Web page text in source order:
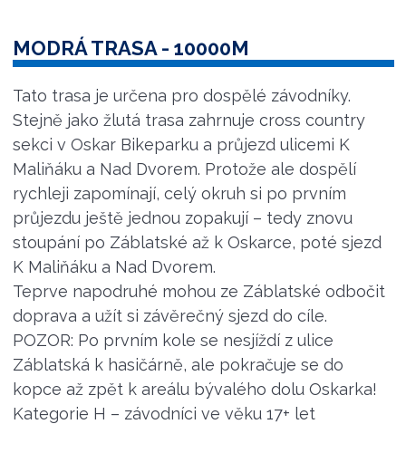
MODRÁ TRASA - 10000M
Tato trasa je určena pro dospělé závodníky.
Stejně jako žlutá trasa zahrnuje cross country
sekci v Oskar Bikeparku a průjezd ulicemi K
Maliňáku a Nad Dvorem. Protože ale dospělí
rychleji zapomínají, celý okruh si po prvním
průjezdu ještě jednou zopakují – tedy znovu
stoupání po Záblatské až k Oskarce, poté sjezd
K Maliňáku a Nad Dvorem.
Teprve napodruhé mohou ze Záblatské odbočit
doprava a užít si závěrečný sjezd do cíle.
POZOR: Po prvním kole se nesjíždí z ulice
Záblatská k hasičárně, ale pokračuje se do
kopce až zpět k areálu bývalého dolu Oskarka!
Kategorie H – závodníci ve věku 17+ let